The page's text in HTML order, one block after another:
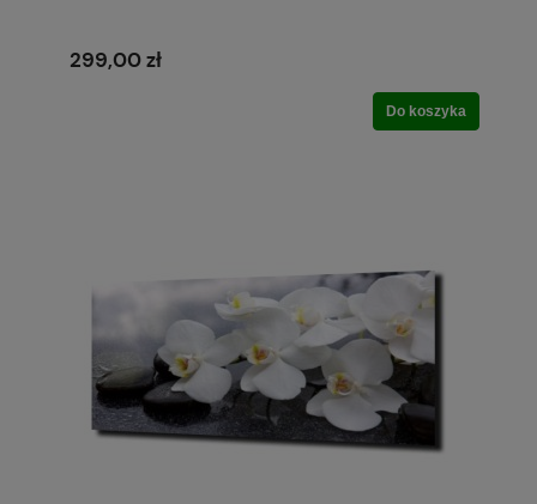
299,00 zł
Do koszyka